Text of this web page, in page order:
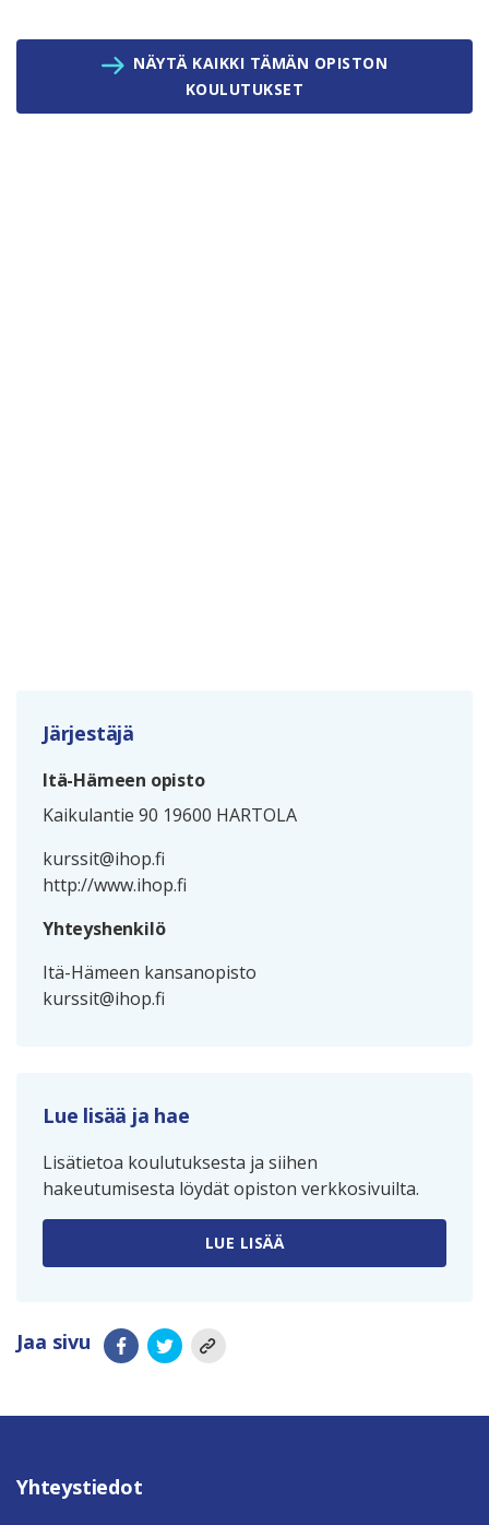
NÄYTÄ KAIKKI TÄMÄN OPISTON
KOULUTUKSET
Järjestäjä
Itä-Hämeen opisto
Kaikulantie 90 19600 HARTOLA
kurssit@ihop.fi
http://www.ihop.fi
Yhteyshenkilö
Itä-Hämeen kansanopisto
kurssit@ihop.fi
Lue lisää ja hae
Lisätietoa koulutuksesta ja siihen
hakeutumisesta löydät opiston verkkosivuilta.
LUE LISÄÄ
Jaa sivu
Yhteystiedot